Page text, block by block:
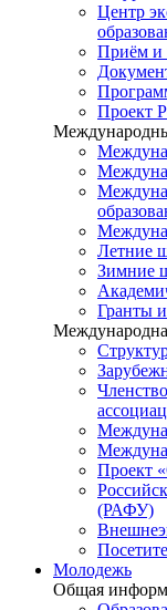
Центр
Приём и
Проект
Летние
Зимние
Гранты
Проект
(РАФУ)
Молодежь
Общая